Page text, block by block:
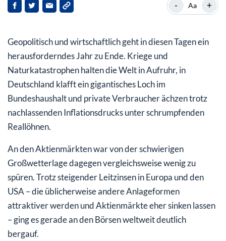
Starke Entwicklung für MorphoSys im SDax
Tops und Flops im EuroStoxx 50
Dow Jones: Mehr Gewinner als Verlierer
Starke Einzelwerte im S&P 500: Hier gab’s über 200
Prozent Plus!
Auch in Japan läuft es rund: Nikkei legt kräftig zu
- Aa +
Geopolitisch und wirtschaftlich geht in diesen Tagen ein
herausforderndes Jahr zu Ende. Kriege und
Naturkatastrophen halten die Welt in Aufruhr, in
Deutschland klafft ein gigantisches Loch im
Bundeshaushalt und private Verbraucher ächzen trotz
nachlassenden Inflationsdrucks unter schrumpfenden
Reallöhnen.
An den Aktienmärkten war von der schwierigen
Großwetterlage dagegen vergleichsweise wenig zu
spüren. Trotz steigender Leitzinsen in Europa und den
USA – die üblicherweise andere Anlageformen
attraktiver werden und Aktienmärkte eher sinken lassen
– ging es gerade an den Börsen weltweit deutlich
bergauf.